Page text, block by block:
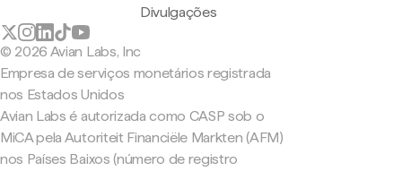
Divulgações
© 2026 Avian Labs, Inc
Empresa de serviços monetários registrada
nos Estados Unidos
Avian Labs é autorizada como CASP sob o
MiCA pela Autoriteit Financiële Markten (AFM)
nos Países Baixos (número de registro